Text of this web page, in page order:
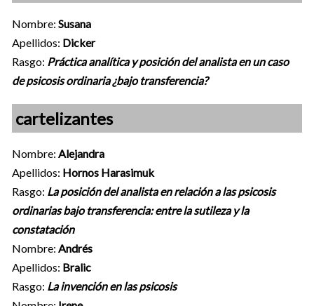
Nombre: Susana
Apellidos: Dicker
Rasgo: Práctica analítica y posición del analista en un caso
de psicosis ordinaria ¿bajo transferencia?
cartelizantes
Nombre: Alejandra
Apellidos: Hornos Harasimuk
Rasgo: La posición del analista en relación a las psicosis
ordinarias bajo transferencia: entre la sutileza y la
constatación
Nombre: Andrés
Apellidos: Bralic
Rasgo: La invención en las psicosis